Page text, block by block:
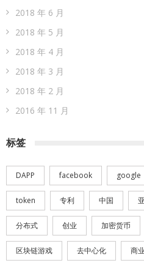
2018 年 6 月
2018 年 5 月
2018 年 4 月
2018 年 3 月
2018 年 2 月
2016 年 11 月
标签
DAPP facebook google
token 专利 中国
分布式 创业 加密货币
区块链游戏 去中心化 商业